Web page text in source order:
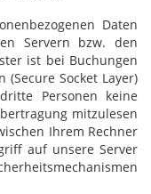
Daten
Servern bzw. den
ist bei Buchungen
(Secure Socket Layer)
Personen keine
mitzulesen
Ihrem Rechner
auf unsere Server